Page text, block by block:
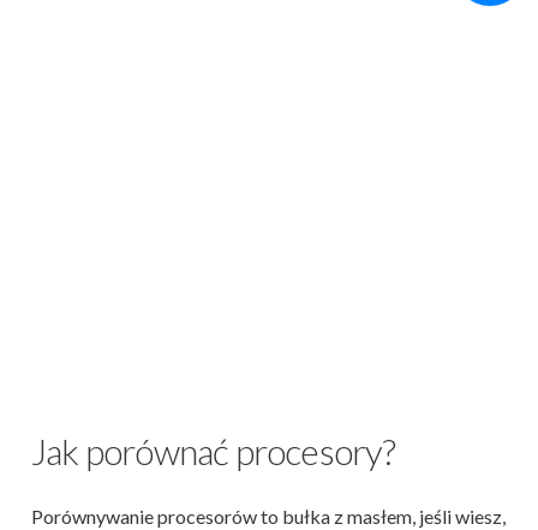
Jak porównać procesory?
Porównywanie procesorów to bułka z masłem, jeśli wiesz,